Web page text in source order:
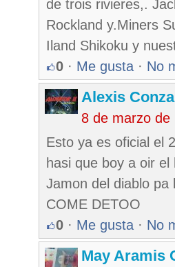
de trois rivieres,.
Rockland y.Miners
Iland Shikoku y
0 · Me gusta · No
Alexis
8 de marzo de
Esto ya es oficial el
hasi que boy a oir
Jamon del diablo pa
COME DETOO
0 · Me gusta · No
May Aramis